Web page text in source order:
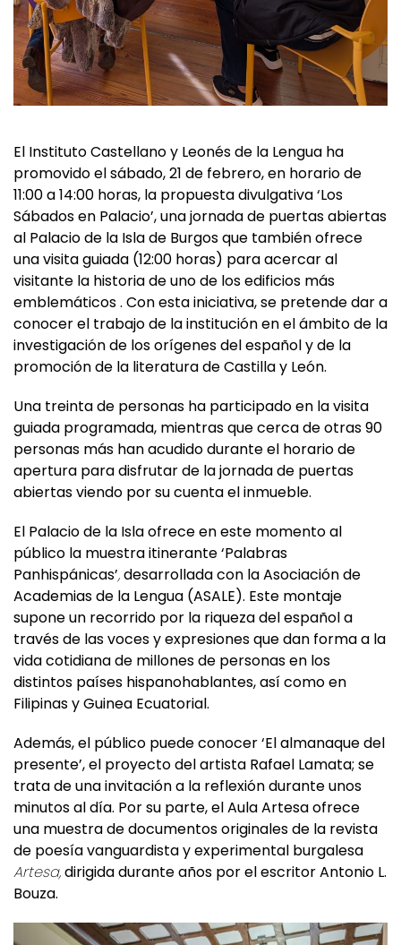
El Instituto Castellano y Leonés de la Lengua ha
promovido el sábado, 21 de febrero, en horario de
11:00 a 14:00 horas, la propuesta divulgativa ‘Los
Sábados en Palacio’, una jornada de puertas abiertas
al Palacio de la Isla de Burgos que también ofrece
una visita guiada (12:00 horas) para acercar al
visitante la historia de uno de los edificios más
emblemáticos . Con esta iniciativa, se pretende dar a
conocer el trabajo de la institución en el ámbito de la
investigación de los orígenes del español y de la
promoción de la literatura de Castilla y León.
Una treinta de personas ha participado en la visita
guiada programada, mientras que cerca de otras 90
personas más han acudido durante el horario de
apertura para disfrutar de la jornada de puertas
abiertas viendo por su cuenta el inmueble.
El Palacio de la Isla ofrece en este momento al
público la muestra itinerante ‘Palabras
Panhispánicas’,desarrollada con la Asociación de
Academias de la Lengua (ASALE). Este montaje
supone un recorrido por la riqueza del español a
través de las voces y expresiones que dan forma a la
vida cotidiana de millones de personas en los
distintos países hispanohablantes, así como en
Filipinas y Guinea Ecuatorial.
Además, el público puede conocer ‘El almanaque del
presente’, el proyecto del artista Rafael Lamata; se
trata de una invitación a la reflexión durante unos
minutos al día. Por su parte, el Aula Artesa ofrece
una muestra de documentos originales de la revista
de poesía vanguardista y experimental burgalesa
Artesa,dirigida durante años por el escritor Antonio L.
Bouza.